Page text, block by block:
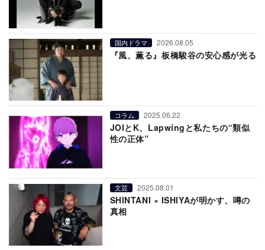
国内ドラマ 2026.08.05
『風、薫る』板橋駿谷の安心感が光る
コラム 2025.06.22
JOIとK、Lapwingと私たちの“類似
性の正体”
文芸 2025.08.01
SHINTANI × ISHIYAが明かす、噂の
真相